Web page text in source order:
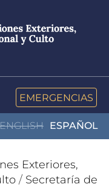
EMERGENCIAS
ENGLISH ESPAÑOL
Exteriores,
/ Secretaría de